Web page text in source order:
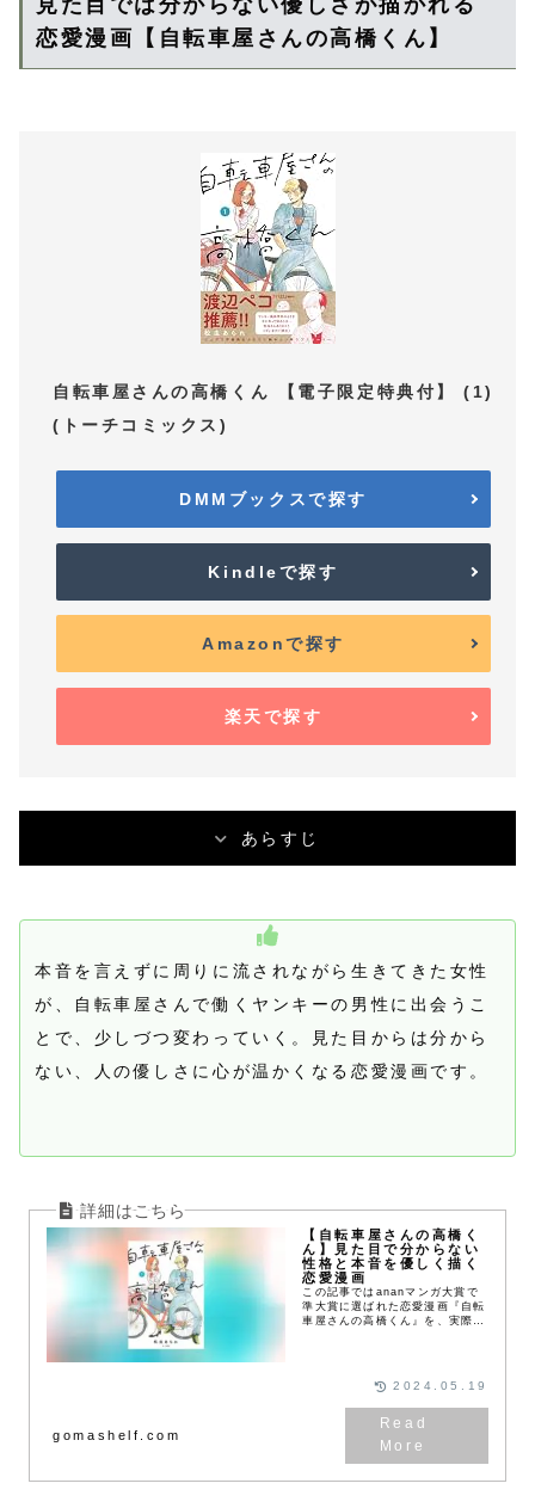
見た目では分からない優しさが描かれる
恋愛漫画【自転車屋さんの高橋くん】
自転車屋さんの高橋くん 【電子限定特典付】 (1)
(トーチコミックス)
DMMブックスで探す
Kindleで探す
Amazonで探す
楽天で探す
あらすじ
本音を言えずに周りに流されながら生きてきた女性
が、自転車屋さんで働くヤンキーの男性に出会うこ
とで、少しづつ変わっていく。見た目からは分から
ない、人の優しさに心が温かくなる恋愛漫画です。
【自転車屋さんの高橋く
ん】見た目で分からない
性格と本音を優しく描く
恋愛漫画
この記事ではananマンガ大賞で
準大賞に選ばれた恋愛漫画『自転
車屋さんの高橋くん』を、実際に
gomashelf.com
2024.05.19